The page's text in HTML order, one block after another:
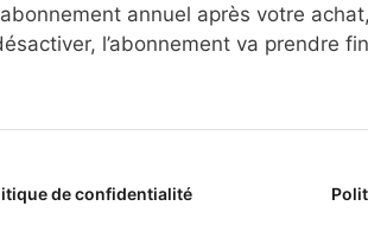
annuel après votre
l’abonnement va prendre
de confidentialité